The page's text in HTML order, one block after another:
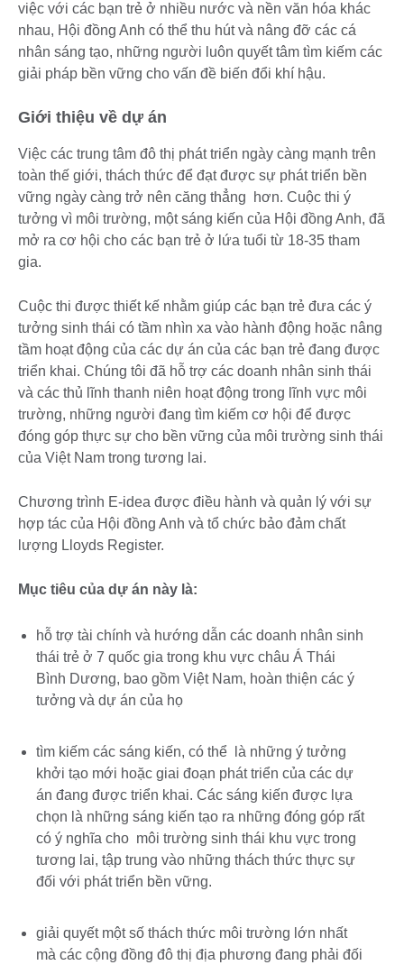
việc với các bạn trẻ ở nhiều nước và nền văn hóa khác
nhau, Hội đồng Anh có thể thu hút và nâng đỡ các cá
nhân sáng tạo, những người luôn quyết tâm tìm kiếm các
giải pháp bền vững cho vấn đề biến đổi khí hậu.
Giới thiệu về dự án
Việc các trung tâm đô thị phát triển ngày càng mạnh trên
toàn thế giới, thách thức để đạt được sự phát triển bền
vững ngày càng trở nên căng thẳng hơn. Cuộc thi ý
tưởng vì môi trường, một sáng kiến của Hội đồng Anh, đã
mở ra cơ hội cho các bạn trẻ ở lứa tuổi từ 18-35 tham
gia.
Cuộc thi được thiết kế nhằm giúp các bạn trẻ đưa các ý
tưởng sinh thái có tầm nhìn xa vào hành động hoặc nâng
tầm hoạt động của các dự án của các bạn trẻ đang được
triển khai. Chúng tôi đã hỗ trợ các doanh nhân sinh thái
và các thủ lĩnh thanh niên hoạt động trong lĩnh vực môi
trường, những người đang tìm kiếm cơ hội để được
đóng góp thực sự cho bền vững của môi trường sinh thái
của Việt Nam trong tương lai.
Chương trình E-idea được điều hành và quản lý với sự
hợp tác của Hội đồng Anh và tổ chức bảo đảm chất
lượng Lloyds Register.
Mục tiêu của dự án này là:
hỗ trợ tài chính và hướng dẫn các doanh nhân sinh
thái trẻ ở 7 quốc gia trong khu vực châu Á Thái
Bình Dương, bao gồm Việt Nam, hoàn thiện các ý
tưởng và dự án của họ
tìm kiếm các sáng kiến, có thể là những ý tưởng
khởi tạo mới hoặc giai đoạn phát triển của các dự
án đang được triển khai. Các sáng kiến được lựa
chọn là những sáng kiến tạo ra những đóng góp rất
có ý nghĩa cho môi trường sinh thái khu vực trong
tương lai, tập trung vào những thách thức thực sự
đối với phát triển bền vững.
giải quyết một số thách thức môi trường lớn nhất
mà các cộng đồng đô thị địa phương đang phải đối